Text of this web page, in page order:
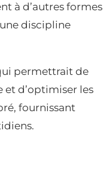
à d’autres formes
discipline
permettrait de
et d’optimiser les
fournissant